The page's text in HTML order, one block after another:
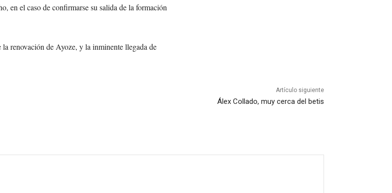
en el caso de confirmarse su salida de la formación
renovación de Ayoze, y la inminente llegada de
Artículo siguiente
Álex Collado, muy cerca del betis